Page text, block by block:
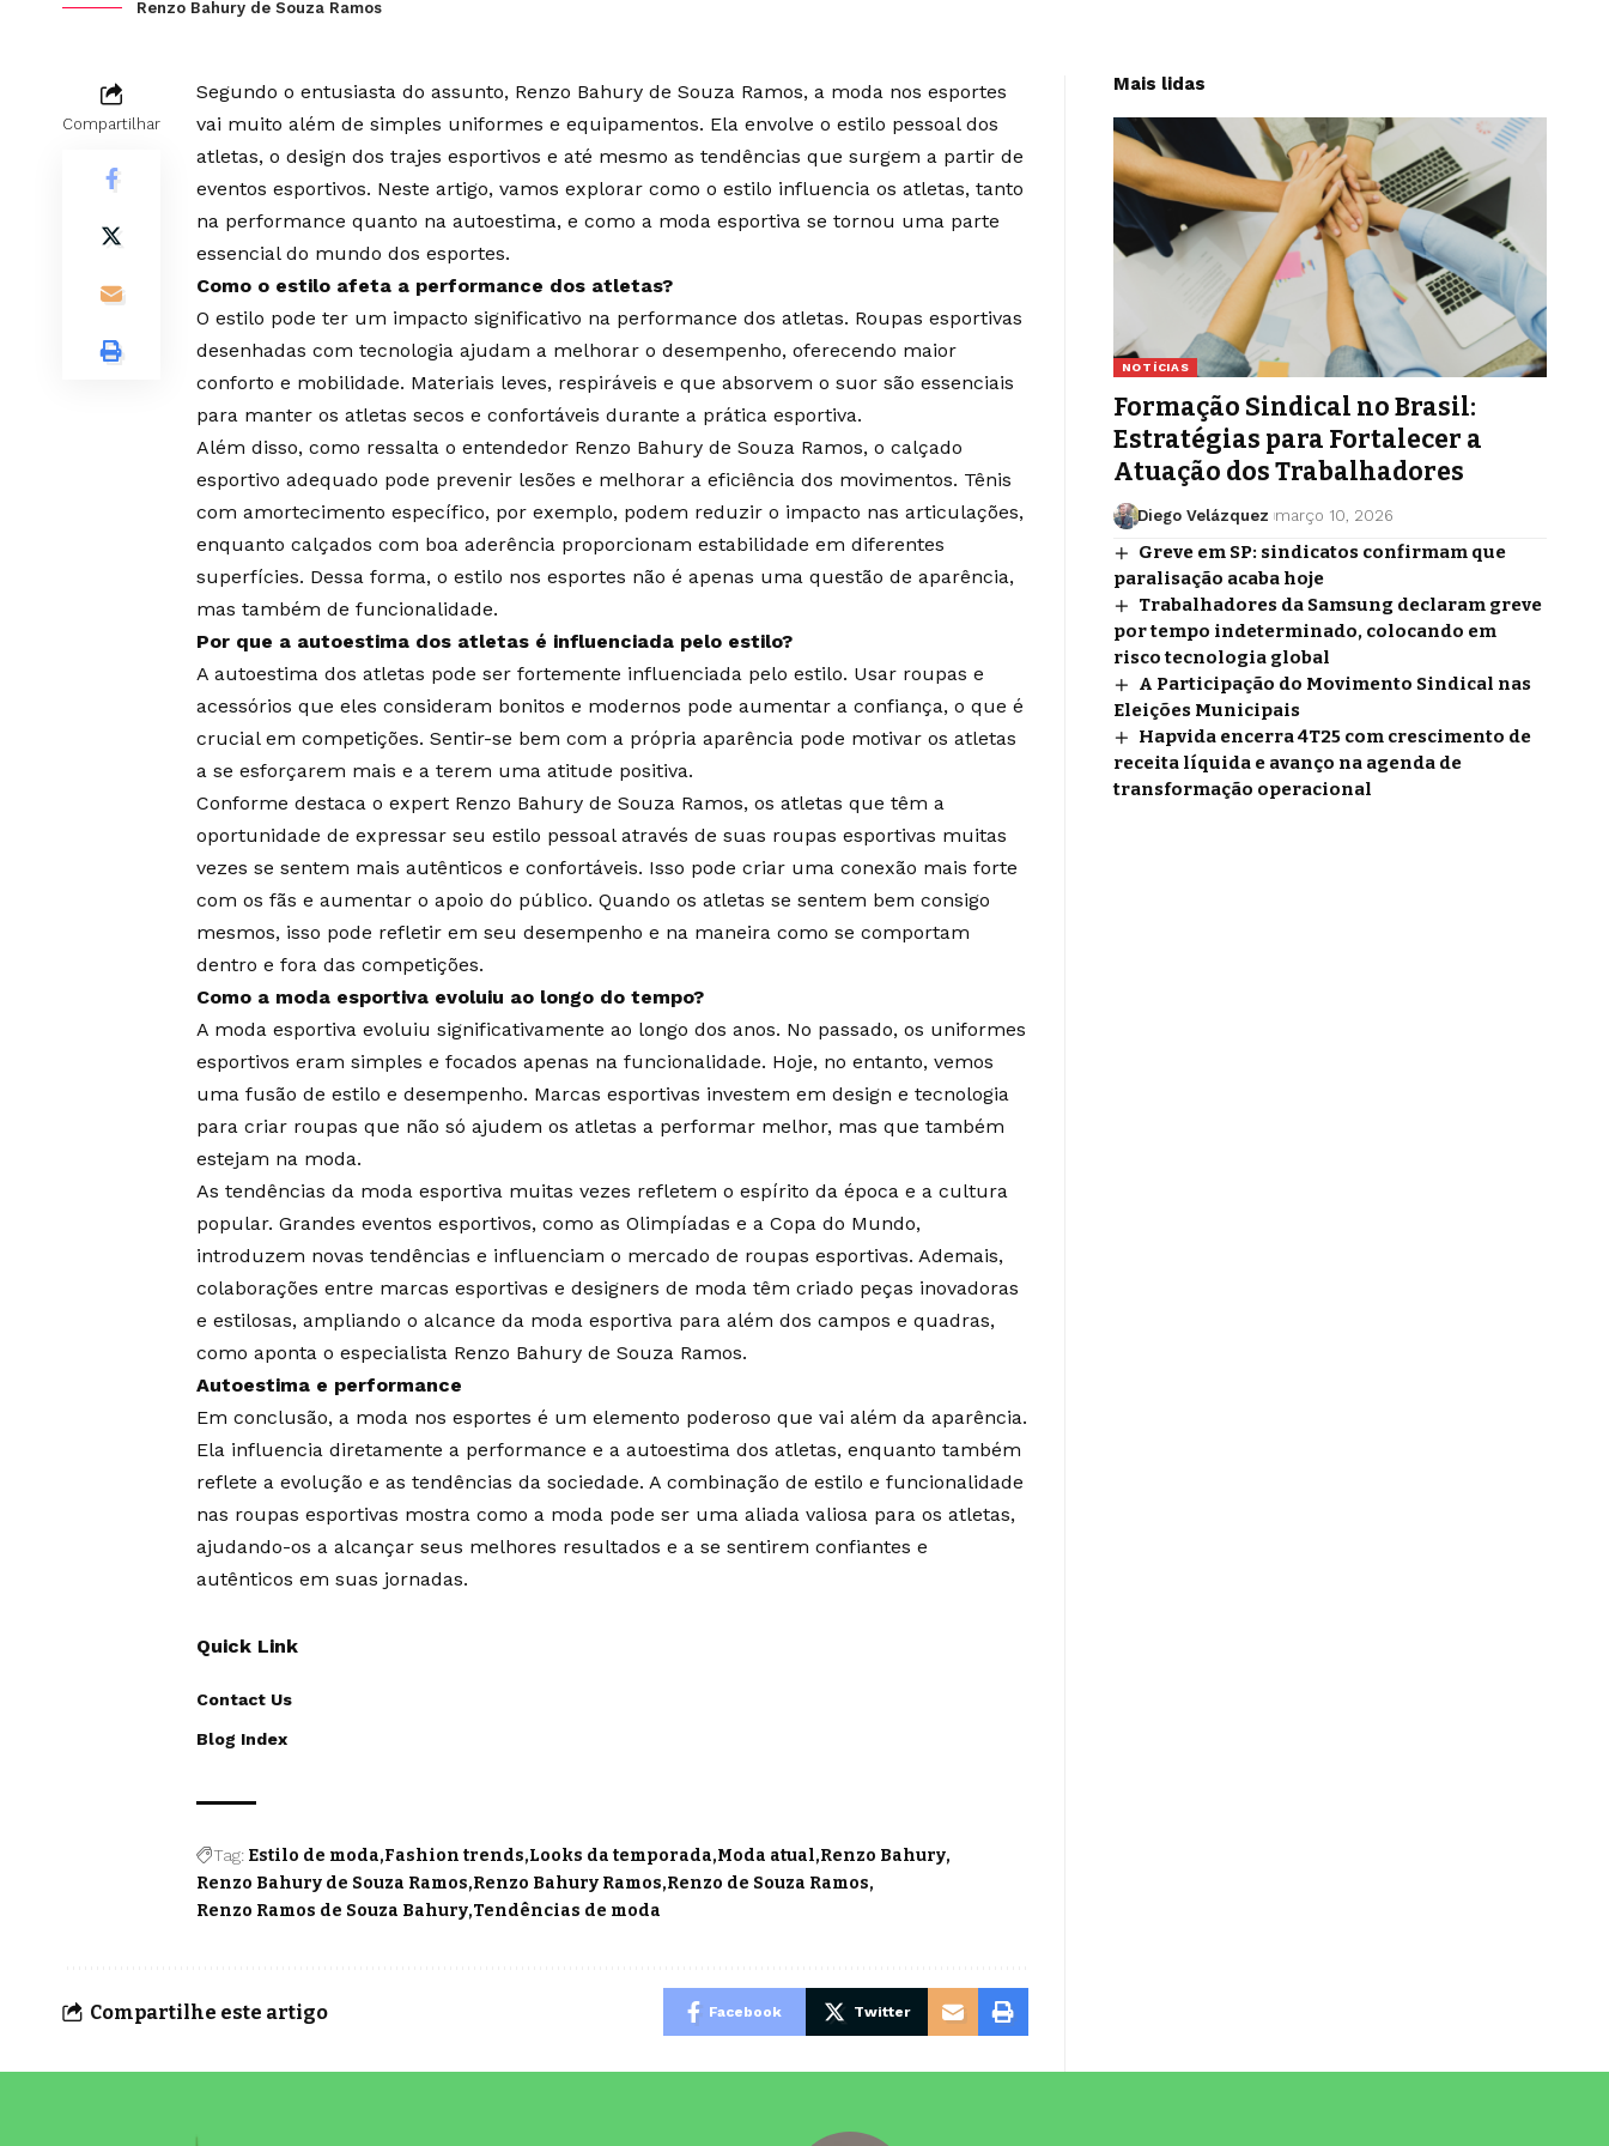
Renzo Bahury de Souza Ramos
Compartilhar
Segundo o entusiasta do assunto, Renzo Bahury de Souza Ramos, a moda nos esportes
vai muito além de simples uniformes e equipamentos. Ela envolve o estilo pessoal dos
atletas, o design dos trajes esportivos e até mesmo as tendências que surgem a partir de
eventos esportivos. Neste artigo, vamos explorar como o estilo influencia os atletas, tanto
na performance quanto na autoestima, e como a moda esportiva se tornou uma parte
essencial do mundo dos esportes.
Como o estilo afeta a performance dos atletas?
O estilo pode ter um impacto significativo na performance dos atletas. Roupas esportivas
desenhadas com tecnologia ajudam a melhorar o desempenho, oferecendo maior
conforto e mobilidade. Materiais leves, respiráveis e que absorvem o suor são essenciais
para manter os atletas secos e confortáveis durante a prática esportiva.
Além disso, como ressalta o entendedor Renzo Bahury de Souza Ramos, o calçado
esportivo adequado pode prevenir lesões e melhorar a eficiência dos movimentos. Tênis
com amortecimento específico, por exemplo, podem reduzir o impacto nas articulações,
enquanto calçados com boa aderência proporcionam estabilidade em diferentes
superfícies. Dessa forma, o estilo nos esportes não é apenas uma questão de aparência,
mas também de funcionalidade.
Por que a autoestima dos atletas é influenciada pelo estilo?
A autoestima dos atletas pode ser fortemente influenciada pelo estilo. Usar roupas e
acessórios que eles consideram bonitos e modernos pode aumentar a confiança, o que é
crucial em competições. Sentir-se bem com a própria aparência pode motivar os atletas
a se esforçarem mais e a terem uma atitude positiva.
Conforme destaca o expert Renzo Bahury de Souza Ramos, os atletas que têm a
oportunidade de expressar seu estilo pessoal através de suas roupas esportivas muitas
vezes se sentem mais autênticos e confortáveis. Isso pode criar uma conexão mais forte
com os fãs e aumentar o apoio do público. Quando os atletas se sentem bem consigo
mesmos, isso pode refletir em seu desempenho e na maneira como se comportam
dentro e fora das competições.
Como a moda esportiva evoluiu ao longo do tempo?
A moda esportiva evoluiu significativamente ao longo dos anos. No passado, os uniformes
esportivos eram simples e focados apenas na funcionalidade. Hoje, no entanto, vemos
uma fusão de estilo e desempenho. Marcas esportivas investem em design e tecnologia
para criar roupas que não só ajudem os atletas a performar melhor, mas que também
estejam na moda.
As tendências da moda esportiva muitas vezes refletem o espírito da época e a cultura
popular. Grandes eventos esportivos, como as Olimpíadas e a Copa do Mundo,
introduzem novas tendências e influenciam o mercado de roupas esportivas. Ademais,
colaborações entre marcas esportivas e designers de moda têm criado peças inovadoras
e estilosas, ampliando o alcance da moda esportiva para além dos campos e quadras,
como aponta o especialista Renzo Bahury de Souza Ramos.
Autoestima e performance
Em conclusão, a moda nos esportes é um elemento poderoso que vai além da aparência.
Ela influencia diretamente a performance e a autoestima dos atletas, enquanto também
reflete a evolução e as tendências da sociedade. A combinação de estilo e funcionalidade
nas roupas esportivas mostra como a moda pode ser uma aliada valiosa para os atletas,
ajudando-os a alcançar seus melhores resultados e a se sentirem confiantes e
autênticos em suas jornadas.
Quick Link
Contact Us
Blog Index
Tag: Estilo de moda Fashion trends Looks da temporada Moda atual Renzo Bahury
Renzo Bahury de Souza Ramos Renzo Bahury Ramos Renzo de Souza Ramos
Renzo Ramos de Souza Bahury Tendências de moda
Compartilhe este artigo Facebook Twitter
Mais lidas
NOTÍCIAS
Formação Sindical no Brasil:
Estratégias para Fortalecer a
Atuação dos Trabalhadores
Diego Velázquez março 10, 2026
Greve em SP: sindicatos confirmam que
paralisação acaba hoje
Trabalhadores da Samsung declaram greve
por tempo indeterminado, colocando em
risco tecnologia global
A Participação do Movimento Sindical nas
Eleições Municipais
Hapvida encerra 4T25 com crescimento de
receita líquida e avanço na agenda de
transformação operacional